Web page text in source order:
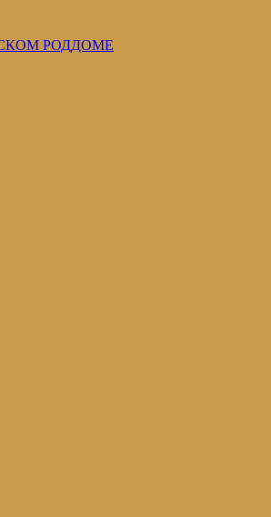
РОДДОМЕ